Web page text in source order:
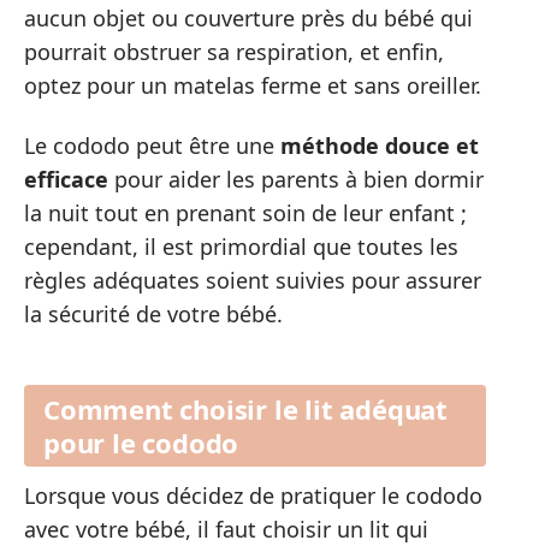
aucun objet ou couverture près du bébé qui
pourrait obstruer sa respiration, et enfin,
optez pour un matelas ferme et sans oreiller.
Le cododo peut être une méthode douce et
efficace pour aider les parents à bien dormir
la nuit tout en prenant soin de leur enfant ;
cependant, il est primordial que toutes les
règles adéquates soient suivies pour assurer
la sécurité de votre bébé.
Comment choisir le lit adéquat
pour le cododo
Lorsque vous décidez de pratiquer le cododo
avec votre bébé, il faut choisir un lit qui